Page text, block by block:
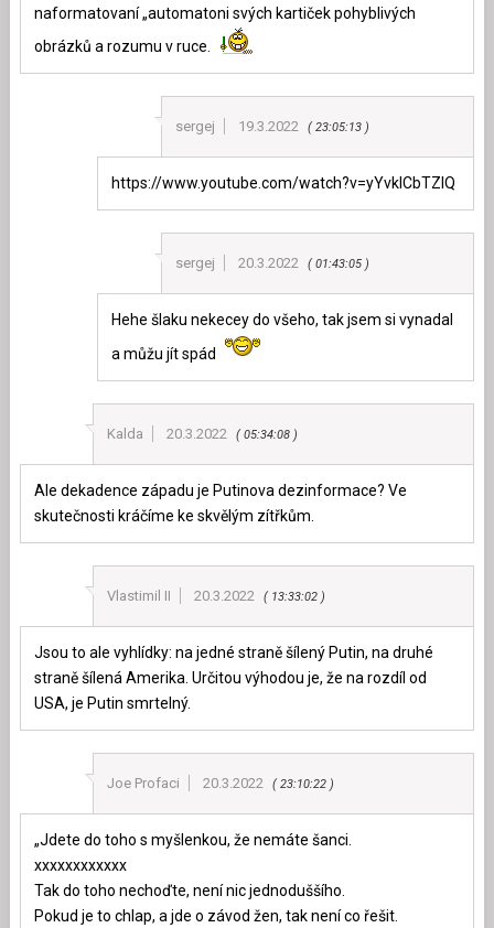
naformatovaní „automatoni svých kartiček pohyblivých
obrázků a rozumu v ruce.
sergej 19.3.2022 23:05:13
https://www.youtube.com/watch?v=yYvkICbTZIQ
sergej 20.3.2022 01:43:05
Hehe šlaku nekecey do všeho, tak jsem si vynadal
a můžu jít spád
Kalda 20.3.2022 05:34:08
Ale dekadence západu je Putinova dezinformace? Ve
skutečnosti kráčíme ke skvělým zítřkům.
Vlastimil II 20.3.2022 13:33:02
Jsou to ale vyhlídky: na jedné straně šílený Putin, na druhé
straně šílená Amerika. Určitou výhodou je, že na rozdíl od
USA, je Putin smrtelný.
Joe Profaci 20.3.2022 23:10:22
„Jdete do toho s myšlenkou, že nemáte šanci.
xxxxxxxxxxxx
Tak do toho nechoďte, není nic jednoduššího.
Pokud je to chlap, a jde o závod žen, tak není co řešit.